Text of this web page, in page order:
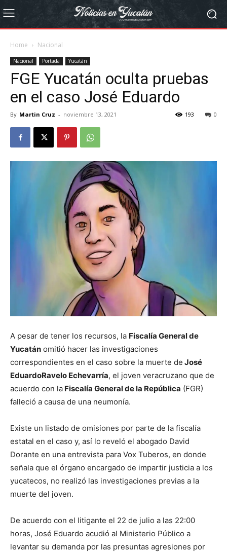
Home Nacional
Nacional Portada Yucatán
FGE Yucatán oculta pruebas
en el caso José Eduardo
By Martin Cruz - noviembre 13, 2021 0
193
A pesar de tener los recursos, la Fiscalía General de
Yucatán omitió hacer las investigaciones
correspondientes en el caso sobre la muerte de José
EduardoRavelo Echevarría, el joven veracruzano que de
acuerdo con la Fiscalía General de la República (FGR)
falleció a causa de una neumonía.
Existe un listado de omisiones por parte de la fiscalía
estatal en el caso y, así lo reveló el abogado David
Dorante en una entrevista para Vox Tuberos, en donde
señala que el órgano encargado de impartir justicia a los
yucatecos, no realizó las investigaciones previas a la
muerte del joven.
De acuerdo con el litigante el 22 de julio a las 22:00
horas, José Eduardo acudió al Ministerio Público a
levantar su demanda por las presuntas agresiones por